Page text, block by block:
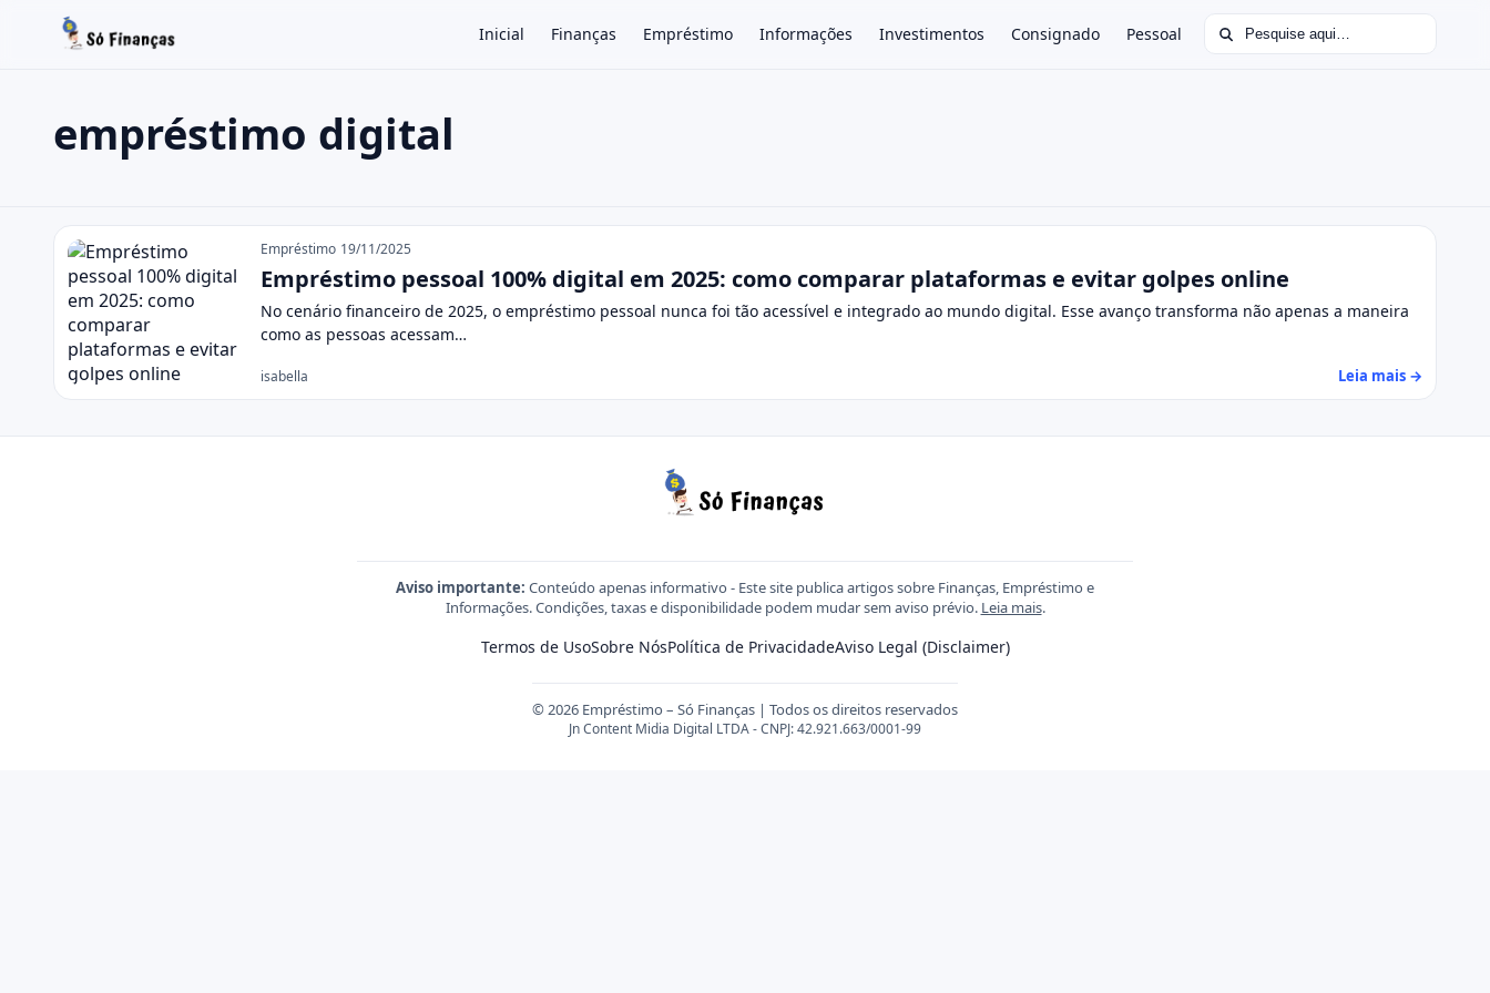
Inicial Finanças Empréstimo Informações Investimentos Consignado Pessoal Buscar por:
Buscar no site
Pressione Enter para buscar ou ESC para fechar.
empréstimo digital
empréstimo digital
Empréstimo 19/11/2025
Empréstimo pessoal 100% digital em 2025: como comparar plataformas e evitar golpes online
No cenário financeiro de 2025, o empréstimo pessoal nunca foi tão acessível e integrado ao mundo digital. Esse avanço transforma não apenas a maneira
como as pessoas acessam…
isabella Leia mais →
Aviso importante: Conteúdo apenas informativo - Este site publica artigos sobre Finanças, Empréstimo e
Informações. Condições, taxas e disponibilidade podem mudar sem aviso prévio. Leia mais.
Termos de UsoSobre NósPolítica de PrivacidadeAviso Legal (Disclaimer)
© 2026 Empréstimo – Só Finanças | Todos os direitos reservados
Jn Content Midia Digital LTDA - CNPJ: 42.921.663/0001-99